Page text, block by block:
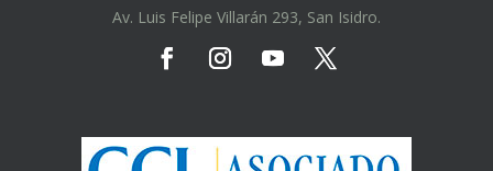
Av. Luis Felipe Villarán 293, San Isidro.